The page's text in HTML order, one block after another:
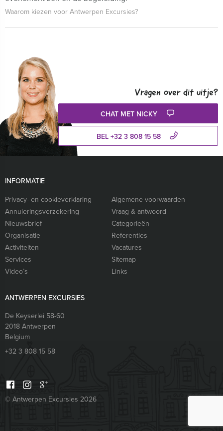
Waarom kiezen voor Antwerpen Excursies?
Vragen over dit uitje?
CHAT MET NICKY
BEL +32 3 808 15 58
INFORMATIE
Privacy- en cookieverklaring
Algemene voorwaarden
Annuleringsverzekering
Vraag & antwoord
Nieuwsbrief
Categorieën
Organisatie
Referenties
Activiteiten
Vacatures
Services
Sitemap
Video’s
Links
ANTWERPEN EXCURSIES
De Keyserlei 58-60
2018Antwerpen
Belgium
+32 3 808 15 58
© Antwerpen Excursies 2026